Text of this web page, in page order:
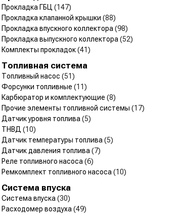
Прокладка ГБЦ (147)
Прокладка клапанной крышки (88)
Прокладка впускного коллектора (98)
Прокладка выпускного коллектора (52)
Комплекты прокладок(41)
Топливная система
Топливный насос (51)
Форсунки топливные (11)
Карбюратор и комплектующие (8)
Прочие элементы топливной системы (17)
Датчик уровня топлива (5)
ТНВД (10)
Датчик температуры топлива (5)
Датчик давления топлива (7)
Реле топливного насоса (6)
Ремкомплект топливного насоса (10)
Система впуска
Система впуска (30)
Расходомер воздуха (49)